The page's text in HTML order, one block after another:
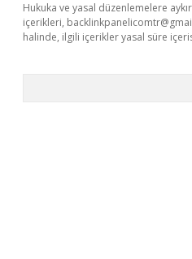
Hukuka ve yasal düzenlemelere
içerikleri,
halinde, ilgili içerikler yasal süre